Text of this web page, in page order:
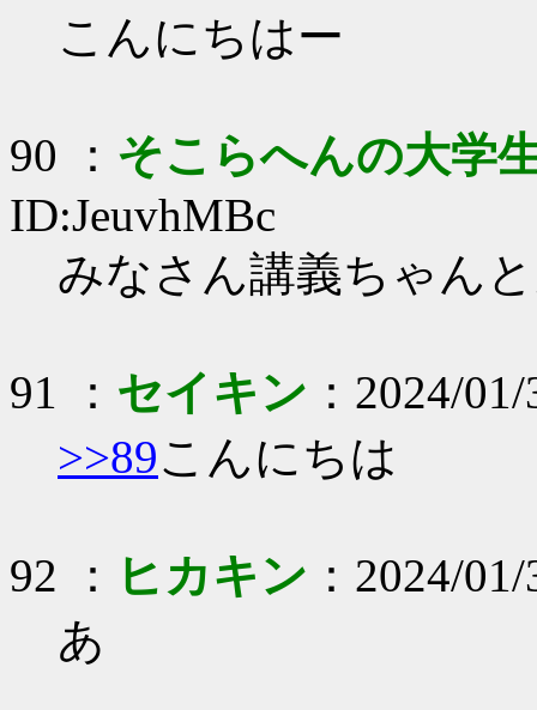
こんにちはー
90 ： そこらへんの大学
ID:JeuvhMBc
みなさん講義ちゃん
91 ： セイキン ：2024/
>>89こんにちは
92 ： ヒカキン ：2024/
あ